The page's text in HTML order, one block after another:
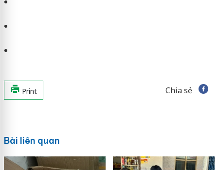
Print Chia sẻ
Bài liên quan